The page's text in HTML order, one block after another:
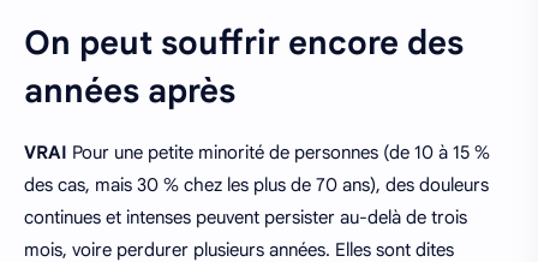
On peut souffrir encore des
années après
VRAI Pour une petite minorité de personnes (de 10 à 15 %
des cas, mais 30 % chez les plus de 70 ans), des douleurs
continues et intenses peuvent persister au-delà de trois
mois, voire perdurer plusieurs années. Elles sont dites